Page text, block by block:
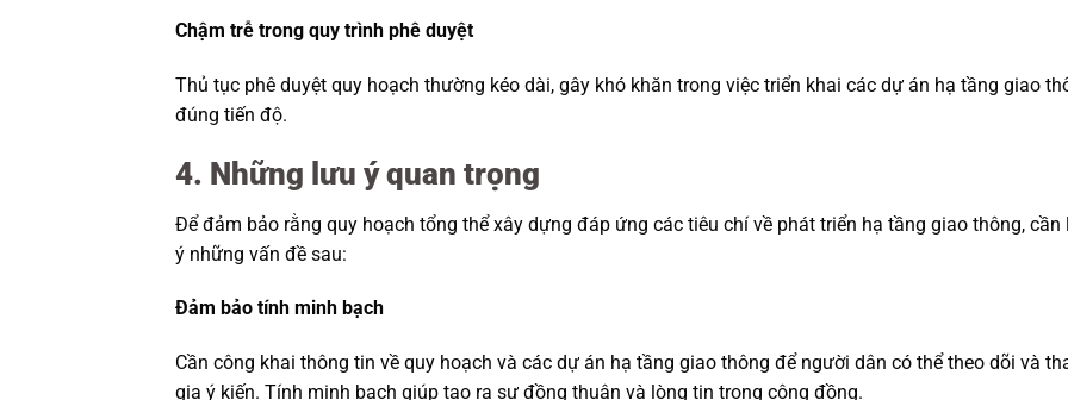
Chậm trễ trong quy trình phê duyệt
Thủ tục phê duyệt quy hoạch thường kéo dài, gây khó khăn trong việc triển khai các dự án hạ tầng giao
đúng tiến độ.
4. Những lưu ý quan trọng
Để đảm bảo rằng quy hoạch tổng thể xây dựng đáp ứng các tiêu chí về phát triển hạ tầng giao thông, cần
ý những vấn đề sau:
Đảm bảo tính minh bạch
Cần công khai thông tin về quy hoạch và các dự án hạ tầng giao thông để người dân có thể theo dõi và
gia ý kiến. Tính minh bạch giúp tạo ra sự đồng thuận và lòng tin trong cộng đồng.